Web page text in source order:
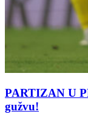
PARTIZAN U
gužvu!